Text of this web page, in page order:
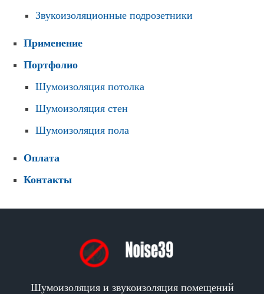
Звукоизоляционные подрозетники
Применение
Портфолио
Шумоизоляция потолка
Шумоизоляция стен
Шумоизоляция пола
Оплата
Контакты
Шумоизоляция и звукоизоляция помещений